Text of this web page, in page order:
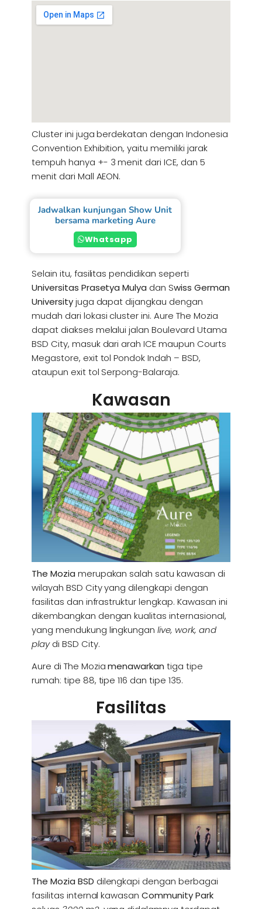
Cluster ini juga berdekatan dengan Indonesia
Convention Exhibition, yaitu memiliki jarak
tempuh hanya +- 3 menit dari ICE, dan 5
menit dari Mall AEON.
Jadwalkan kunjungan Show Unit
bersama marketing Aure
Whatsapp
Selain itu, fasilitas pendidikan seperti
Universitas Prasetya Mulya dan Swiss German
Universityjuga dapat dijangkau dengan
mudah dari lokasi cluster ini. Aure The Mozia
dapat diakses melalui jalan Boulevard Utama
BSD City, masuk dari arah ICE maupun Courts
Megastore, exit tol Pondok Indah – BSD,
ataupun exit tol Serpong-Balaraja.
Kawasan
The Mozia merupakan salah satu kawasan di
wilayah BSD City yang dilengkapi dengan
fasilitas dan infrastruktur lengkap. Kawasan ini
dikembangkan dengan kualitas internasional,
yang mendukung lingkunganlive, work, and
playdi BSD City.
Aure di The Moziamenawarkan tiga tipe
rumah: tipe 88, tipe 116 dan tipe 135.
Fasilitas
The Mozia BSD dilengkapi dengan berbagai
fasilitas internal kawasanCommunity Park